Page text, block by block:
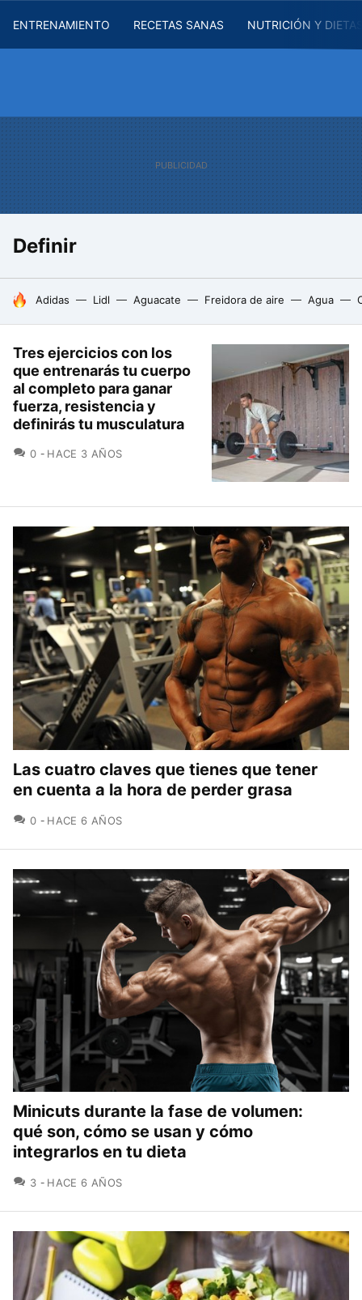
ENTRENAMIENTO RECETAS SANAS NUTRICIÓN Y
Definir
HOY SE HABLA DE
Adidas Lidl Aguacate Freidora de aire Agua
Tres ejercicios con los
que entrenarás tu cuerpo
al completo para ganar
fuerza, resistencia y
definirás tu musculatura
0 COMENTARIOS
HACE 3 AÑOS
Las cuatro claves que tienes que tener
en cuenta a la hora de perder grasa
0 COMENTARIOS
HACE 6 AÑOS
Minicuts durante la fase de volumen:
qué son, cómo se usan y cómo
integrarlos en tu dieta
3 COMENTARIOS
HACE 6 AÑOS